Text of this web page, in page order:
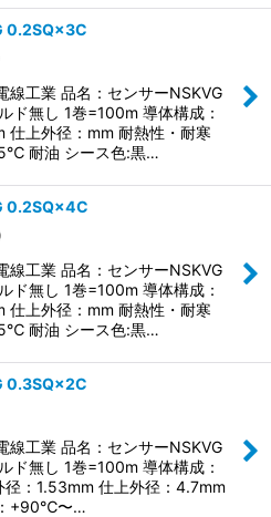
0.2SQ×3C
線工業 品名：センサーNSKVG
ド無し 1巻=100m 導体構成：
仕上外径：mm 耐熱性・耐寒
耐油 シース色:黒…
0.2SQ×4C
線工業 品名：センサーNSKVG
ド無し 1巻=100m 導体構成：
仕上外径：mm 耐熱性・耐寒
耐油 シース色:黒…
0.3SQ×2C
線工業 品名：センサーNSKVG
ド無し 1巻=100m 導体構成：
径：1.53mm 仕上外径：4.7mm
+90℃〜…